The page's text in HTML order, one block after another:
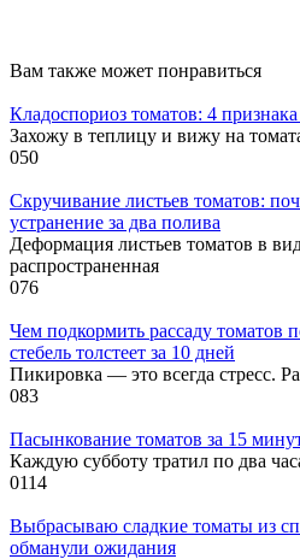
Вам также может понравиться
Кладоспориоз томатов: 4
Захожу в теплицу и вижу на
050
Скручивание листьев томатов:
устранение за два полива
Деформация листьев томатов в
распространенная
076
Чем подкормить рассаду
стебель толстеет за 10 дней
Пикировка — это всегда стресс.
083
Пасынкование томатов за 15
Каждую субботу тратил по два
0114
Выбрасываю сладкие томаты из
обманули ожидания